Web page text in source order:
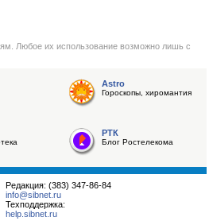
Любое их использование возможно лишь с
Astro
Гороскопы, хиромантия
РТК
Блог Ростелекома
Редакция: (383) 347-86-84
info@sibnet.ru
Техподдержка:
help.sibnet.ru